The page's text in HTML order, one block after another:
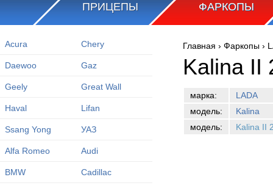
ПРИЦЕПЫ ФАРКОПЫ
Acura Chery
Daewoo Gaz
Geely Great Wall
Haval Lifan
Ssang Yong УАЗ
Alfa Romeo Audi
BMW Cadillac
Вы здесь
Главная › Фаркопы ›
Kalina II
марка:
LADA
модель:
Kalina
модель:
Kalina II